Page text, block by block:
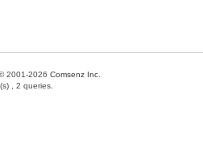
2001-2026 Comsenz Inc
, 2 queries.